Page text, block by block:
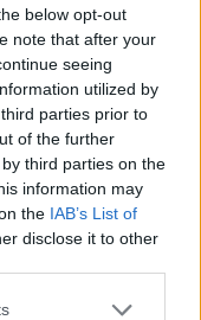
below opt-out
note that after your
seeing
utilized by
parties prior to
of the further
third parties on the
information may
the IAB’s List of
disclose it to other
vuosina
upeita